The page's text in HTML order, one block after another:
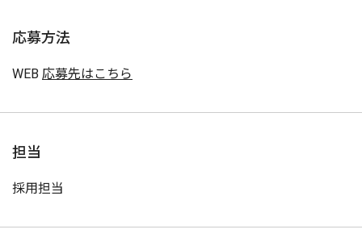
応募方法
WEB 応募先はこちら
担当
採用担当